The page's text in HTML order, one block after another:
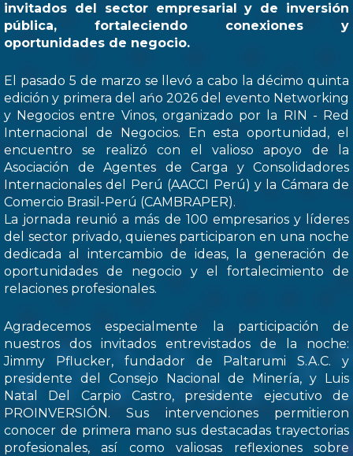
invitados del sector empresarial y de inversión
pública, fortaleciendo conexiones y
oportunidades de negocio.
El pasado 5 de marzo se llevó a cabo la décimo quinta
edición y primera del ańo 2026 del evento Networking
y Negocios entre Vinos, organizado por la RIN - Red
Internacional de Negocios. En esta oportunidad, el
encuentro se realizó con el valioso apoyo de la
Asociación de Agentes de Carga y Consolidadores
Internacionales del Perú (AACCI Perú) y la Cámara de
Comercio Brasil-Perú (CAMBRAPER).
La jornada reunió a más de 100 empresarios y líderes
del sector privado, quienes participaron en una noche
dedicada al intercambio de ideas, la generación de
oportunidades de negocio y el fortalecimiento de
relaciones profesionales.
Agradecemos especialmente la participación de
nuestros dos invitados entrevistados de la noche:
Jimmy Pflucker, fundador de Paltarumi S.A.C. y
presidente del Consejo Nacional de Minería, y Luis
Natal Del Carpio Castro, presidente ejecutivo de
PROINVERSIÓN. Sus intervenciones permitieron
conocer de primera mano sus destacadas trayectorias
profesionales, así como valiosas reflexiones sobre